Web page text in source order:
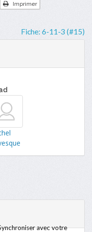
Imprimer
Fiche: 6-11-3 (#15)
avec votre